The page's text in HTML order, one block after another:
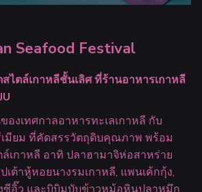
Seafood Festival
ไตล์เกาหลีชั้นเลิศ ที่ร้านอาหารเกาหลี
งเทศกาลอาหารทะเลเกาหลี กับ
เมียม ที่คัดสรรวัตถุดิบคุณภาพ พร้อม
เกาหลี อาทิ ปลาฮามาจิห่อสาหร่าย
ต้าหู้หอยนางรมเกาหลี, แพนเค้กกุ้ง,